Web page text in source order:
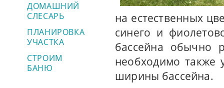
ДОМАШНИЙ
СЛЕСАРЬ
ПЛАНИРОВКА
УЧАСТКА
СТРОИМ
БАНЮ
на естественных
синего и
бассейна обычно
необходимо также
ширины бассейна.